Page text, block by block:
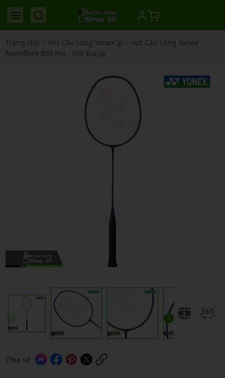
Trang chủ > Vợt Cầu Lông Yonex Jp > Vợt Cầu Lông Yonex
Nanoflare 800 Pro - Nội Địa Jp
Chia sẻ